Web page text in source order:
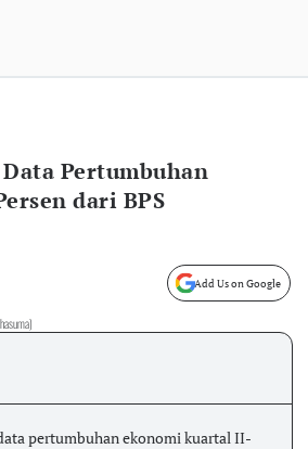
Pertumbuhan
dari BPS
Add Us on Google
pertumbuhan ekonomi kuartal II-